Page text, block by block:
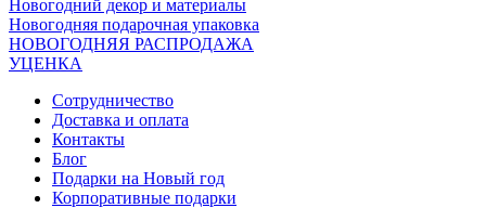
Новогодний декор и материалы
Новогодняя подарочная упаковка
НОВОГОДНЯЯ РАСПРОДАЖА
УЦЕНКА
Сотрудничество
Доставка и оплата
Контакты
Блог
Подарки на Новый год
Корпоративные подарки